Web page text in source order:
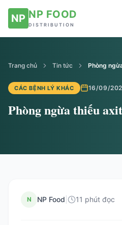
NP NP FOOD
DISTRIBUTION
Trang chủ Tin tức
CÁC BỆNH LÝ KHÁC 16/09/
Phòng ngừa thiếu
N NP Food 11 phút đọc